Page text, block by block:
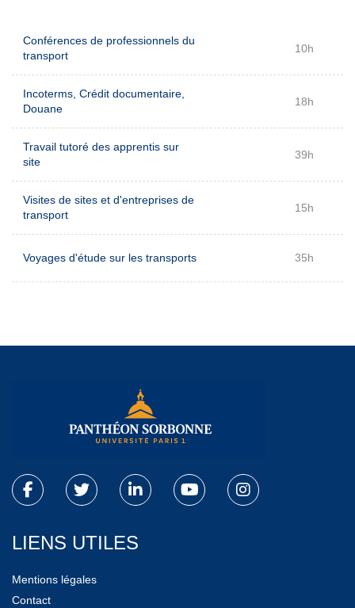
Conférences de professionnels du
transport
10h
Incoterms, Crédit documentaire,
Douane
18h
Travail tutoré des apprentis sur
site
39h
Visites de sites et d'entreprises de
transport
15h
Voyages d'étude sur les transports 35h
LIENS UTILES
Mentions légales
Contact